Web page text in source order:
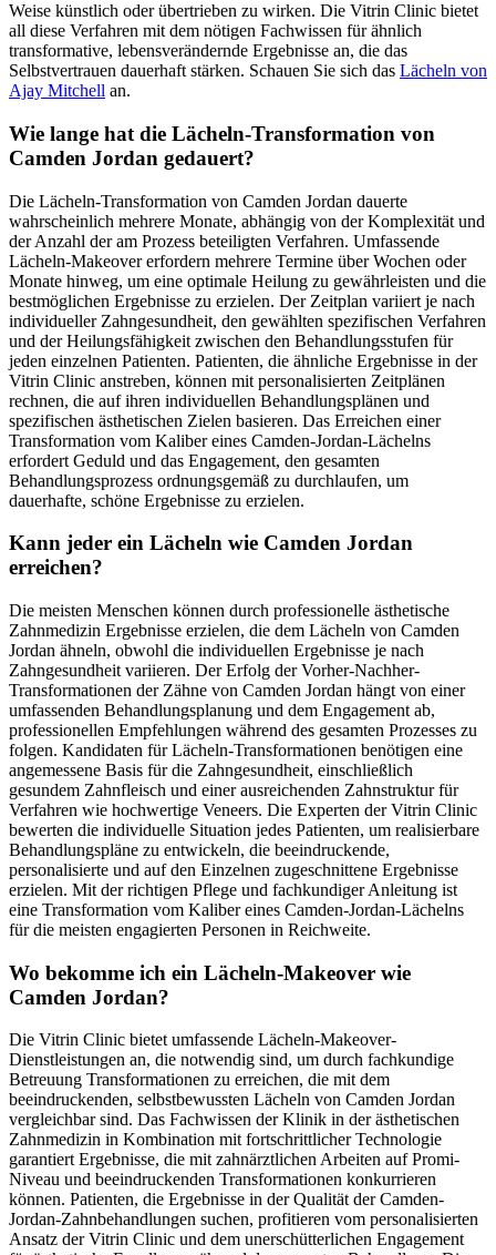
Weise künstlich oder übertrieben zu wirken. Die Vitrin Clinic bietet
all diese Verfahren mit dem nötigen Fachwissen für ähnlich
transformative, lebensverändernde Ergebnisse an, die das
Selbstvertrauen dauerhaft stärken. Schauen Sie sich das Lächeln von
Ajay Mitchell an.
Wie lange hat die Lächeln-Transformation von
Camden Jordan gedauert?
Die Lächeln-Transformation von Camden Jordan dauerte
wahrscheinlich mehrere Monate, abhängig von der Komplexität und
der Anzahl der am Prozess beteiligten Verfahren. Umfassende
Lächeln-Makeover erfordern mehrere Termine über Wochen oder
Monate hinweg, um eine optimale Heilung zu gewährleisten und die
bestmöglichen Ergebnisse zu erzielen. Der Zeitplan variiert je nach
individueller Zahngesundheit, den gewählten spezifischen Verfahren
und der Heilungsfähigkeit zwischen den Behandlungsstufen für
jeden einzelnen Patienten. Patienten, die ähnliche Ergebnisse in der
Vitrin Clinic anstreben, können mit personalisierten Zeitplänen
rechnen, die auf ihren individuellen Behandlungsplänen und
spezifischen ästhetischen Zielen basieren. Das Erreichen einer
Transformation vom Kaliber eines Camden-Jordan-Lächelns
erfordert Geduld und das Engagement, den gesamten
Behandlungsprozess ordnungsgemäß zu durchlaufen, um
dauerhafte, schöne Ergebnisse zu erzielen.
Kann jeder ein Lächeln wie Camden Jordan
erreichen?
Die meisten Menschen können durch professionelle ästhetische
Zahnmedizin Ergebnisse erzielen, die dem Lächeln von Camden
Jordan ähneln, obwohl die individuellen Ergebnisse je nach
Zahngesundheit variieren. Der Erfolg der Vorher-Nachher-
Transformationen der Zähne von Camden Jordan hängt von einer
umfassenden Behandlungsplanung und dem Engagement ab,
professionellen Empfehlungen während des gesamten Prozesses zu
folgen. Kandidaten für Lächeln-Transformationen benötigen eine
angemessene Basis für die Zahngesundheit, einschließlich
gesundem Zahnfleisch und einer ausreichenden Zahnstruktur für
Verfahren wie hochwertige Veneers. Die Experten der Vitrin Clinic
bewerten die individuelle Situation jedes Patienten, um realisierbare
Behandlungspläne zu entwickeln, die beeindruckende,
personalisierte und auf den Einzelnen zugeschnittene Ergebnisse
erzielen. Mit der richtigen Pflege und fachkundiger Anleitung ist
eine Transformation vom Kaliber eines Camden-Jordan-Lächelns
für die meisten engagierten Personen in Reichweite.
Wo bekomme ich ein Lächeln-Makeover wie
Camden Jordan?
Die Vitrin Clinic bietet umfassende Lächeln-Makeover-
Dienstleistungen an, die notwendig sind, um durch fachkundige
Betreuung Transformationen zu erreichen, die mit dem
beeindruckenden, selbstbewussten Lächeln von Camden Jordan
vergleichbar sind. Das Fachwissen der Klinik in der ästhetischen
Zahnmedizin in Kombination mit fortschrittlicher Technologie
garantiert Ergebnisse, die mit zahnärztlichen Arbeiten auf Promi-
Niveau und beeindruckenden Transformationen konkurrieren
können. Patienten, die Ergebnisse in der Qualität der Camden-
Jordan-Zahnbehandlungen suchen, profitieren vom personalisierten
Ansatz der Vitrin Clinic und dem unerschütterlichen Engagement